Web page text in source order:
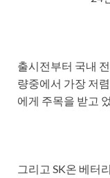
출시전부터 국내
량중에서 가장 저
에게 주목을 받고
그리고 SK온 베터